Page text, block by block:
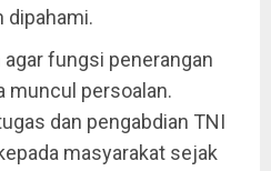
dipahami.
fungsi penerangan
muncul persoalan.
dan pengabdian TNI
masyarakat sejak